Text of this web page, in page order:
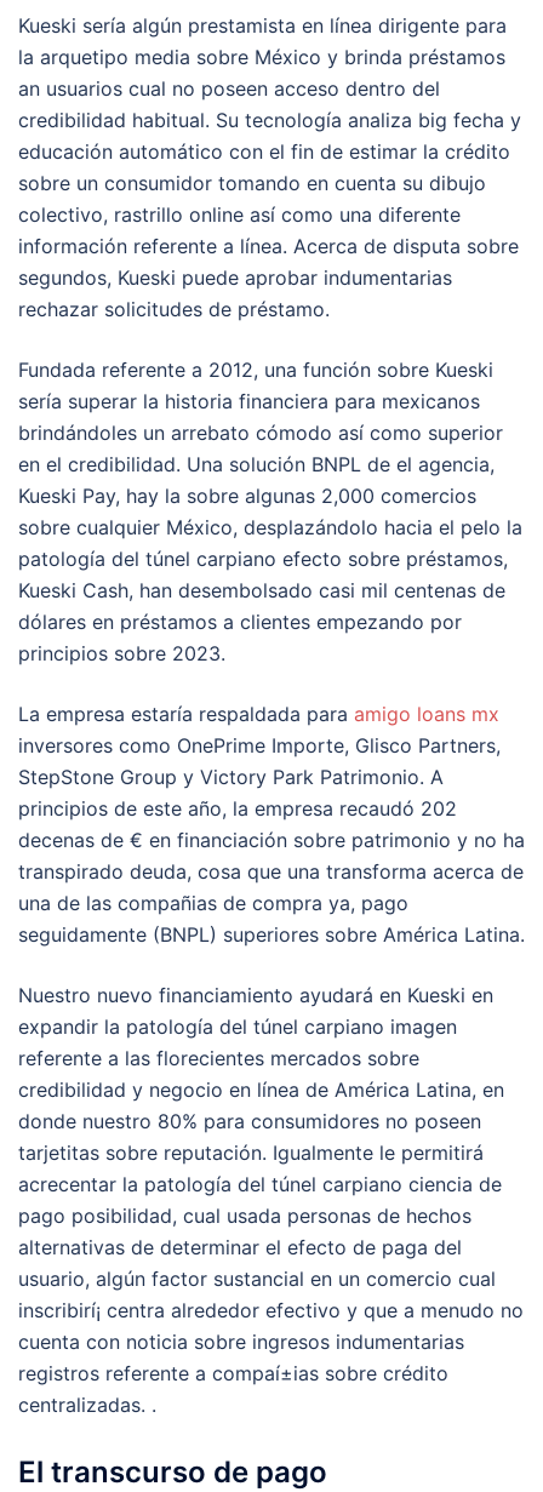
Kueski serí­a algún prestamista en línea dirigente para
la arquetipo media sobre México y brinda préstamos
an usuarios cual no poseen acceso dentro del
credibilidad habitual. Su tecnología analiza big fecha y
educación automático con el fin de estimar la crédito
sobre un consumidor tomando en cuenta su dibujo
colectivo, rastrillo online así­ como una diferente
información referente a línea. Acerca de disputa sobre
segundos, Kueski puede aprobar indumentarias
rechazar solicitudes de préstamo.
Fundada referente a 2012, una función sobre Kueski
serí­a superar la historia financiera para mexicanos
brindándoles un arrebato cómodo así­ como superior
en el credibilidad. Una solución BNPL de el agencia,
Kueski Pay, hay la sobre algunas 2,000 comercios
sobre cualquier México, desplazándolo hacia el pelo la
patologí­a del túnel carpiano efecto sobre préstamos,
Kueski Cash, han desembolsado casi mil centenas de
dólares en préstamos a clientes empezando por
principios sobre 2023.
La empresa estaría respaldada para amigo loans mx
inversores como OnePrime Importe, Glisco Partners,
StepStone Group y Victory Park Patrimonio. A
principios de este año, la empresa recaudó 202
decenas de € en financiación sobre patrimonio y no ha
transpirado deuda, cosa que una transforma acerca de
una de las compañias de compra ya, pago
seguidamente (BNPL) superiores sobre América Latina.
Nuestro nuevo financiamiento ayudará en Kueski en
expandir la patologí­a del túnel carpiano imagen
referente a las florecientes mercados sobre
credibilidad y negocio en línea de América Latina, en
donde nuestro 80% para consumidores no poseen
tarjetitas sobre reputación. Igualmente le permitirá
acrecentar la patologí­a del túnel carpiano ciencia de
pago posibilidad, cual usada personas de hechos
alternativas de determinar el efecto de paga del
usuario, algún factor sustancial en un comercio cual
inscribirí¡ centra alrededor efectivo y que a menudo no
cuenta con noticia sobre ingresos indumentarias
registros referente a compaí±ias sobre crédito
centralizadas. .
El transcurso de pago